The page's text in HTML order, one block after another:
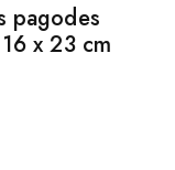
pagodes
x 23 cm